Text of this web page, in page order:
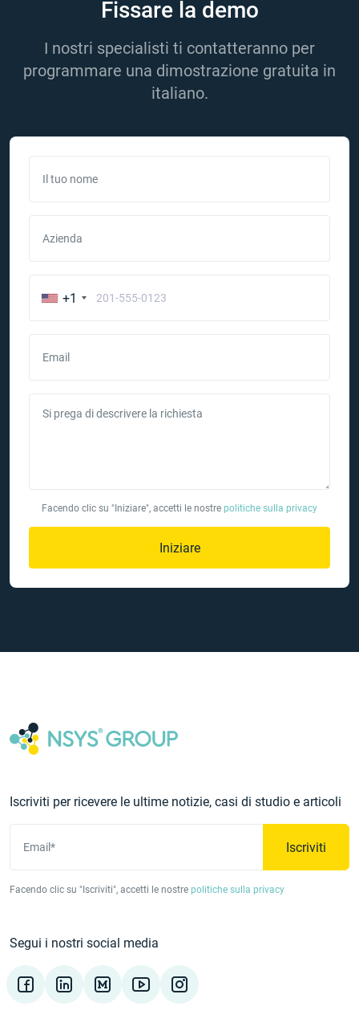
Fissare la demo
I nostri specialisti ti contatteranno per
programmare una dimostrazione gratuita in
italiano.
Il tuo nome
Azienda
+1
Email
Si prega di descrivere la richiesta
Facendo clic su "Iniziare", accetti le nostre politiche sulla privacy
Iniziare
Iscriviti per ricevere le ultime notizie, casi di studio e articoli
Email* Iscriviti
Facendo clic su "Iscriviti", accetti le nostre politiche sulla privacy
Segui i nostri social media